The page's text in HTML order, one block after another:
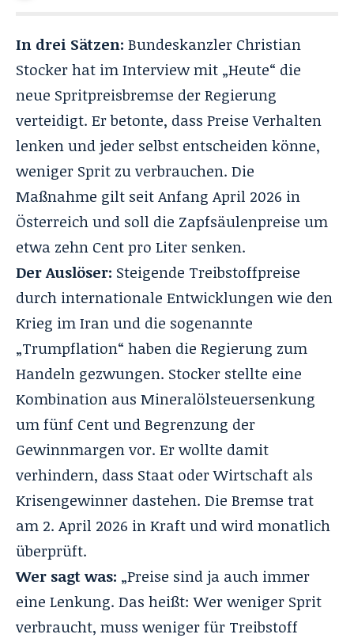
In drei Sätzen: Bundeskanzler Christian
Stocker hat im Interview mit „Heute“ die
neue Spritpreisbremse der Regierung
verteidigt. Er betonte, dass Preise Verhalten
lenken und jeder selbst entscheiden könne,
weniger Sprit zu verbrauchen. Die
Maßnahme gilt seit Anfang April 2026 in
Österreich und soll die Zapfsäulenpreise um
etwa zehn Cent pro Liter senken.
Der Auslöser: Steigende Treibstoffpreise
durch internationale Entwicklungen wie den
Krieg im Iran und die sogenannte
„Trumpflation“ haben die Regierung zum
Handeln gezwungen. Stocker stellte eine
Kombination aus Mineralölsteuersenkung
um fünf Cent und Begrenzung der
Gewinnmargen vor. Er wollte damit
verhindern, dass Staat oder Wirtschaft als
Krisengewinner dastehen. Die Bremse trat
am 2. April 2026 in Kraft und wird monatlich
überprüft.
Wer sagt was: „Preise sind ja auch immer
eine Lenkung. Das heißt: Wer weniger Sprit
verbraucht, muss weniger für Treibstoff